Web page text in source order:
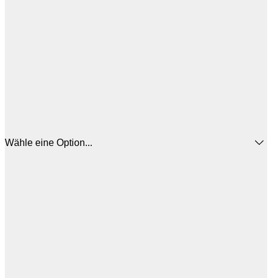
Wähle eine Option...